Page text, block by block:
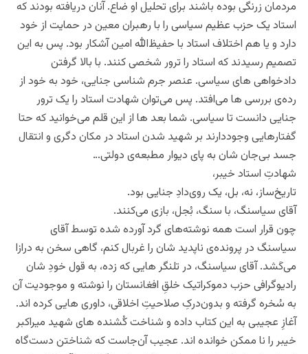
مردمان زرنگی بوده باشند برای تحلیل او ضاع. آنان دریافته بودند که
استاد یک حزب عظیم سیاسی را با رهبران معین در حمایت از خود
دارد و یا هم اختلاف استاد با حفیظ‌الله امین آشکار بود. پس به این
تصمیم رسیدند که استاد را ترور شخصی کنند. با بالا گرفتن
دادخواهی های سیاسی. عنصر جرم شناسی جنایی، خود به خود از
رده‌ی بررسی ها می‌افتد. پس می‌توان شهادت استاد را یک ترور
جنایی دانست تا سیاسی. شما بعد ها از این قلم می‌خوانید که حتا
گفتارهایی وجوددارند بر شهید شدن استاد در مکان دگری و انتقال
جسد بی‌جان شان به پای دیوار مطبعه‌ی دولتی…
شهادتِ استاد خیبر،‌
تاریخ‌ساز، نه، بل، یک‌ روی‌دادِ جنایی بود.
آقای سیاسنگ،‌ با سنگ، بُجل، بازی می‌کنند.
چون قرار است همه نوشته‌های گرد آورده‌ شده توسط آقای
سیاسنگ در پرونده‌ی ناپدید شان را غربال کنم، گاهی سخن به درازا
می‌کَشد. آقای سیاسنگ‌،‌ در تلنگر هایی که زده‌، به قول خودِ شان
رادیوگرافی حزب دموکراتیک خلقِ افغانستان را نوشته و موجودیت آن
به سُخره گرفته و‌ بدون‌درکِ صلاحیتِ اخلاقی، داوری هایی کرده اند.
آغازِ عجیبی به این کتاب داده و شناخت کُشنده های شهید میراکبر
خیبر را نا ممکن خوانده اند. عجیب آن‌جاست که شناختن دست‌گاه